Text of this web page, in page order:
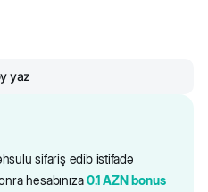
sifariş edib istifadə
hesabınıza0.1 AZN bonus
yaz